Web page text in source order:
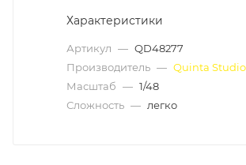
Характеристики
Артикул — QD48277
Производитель — Quinta Studio
Масштаб — 1/48
Сложность — легко